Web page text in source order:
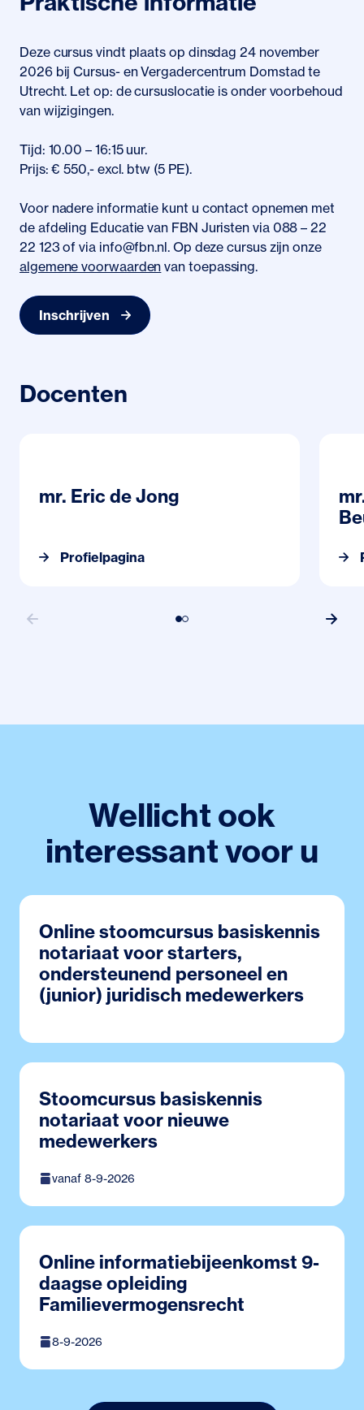
Deze cursus vindt plaats op dinsdag 24 november
2026 bij Cursus- en Vergadercentrum Domstad te
Utrecht. Let op: de cursuslocatie is onder voorbehoud
van wijzigingen.
Tijd: 10.00 – 16:15 uur.
Prijs: € 550,- excl. btw (5 PE).
Voor nadere informatie kunt u contact opnemen met
de afdeling Educatie van FBN Juristen via 088 – 22
22 123 of via info@fbn.nl. Op deze cursus zijn onze
algemene voorwaarden van toepassing.
Inschrijven
Docenten
mr. Eric de Jong
Profielpagina
Wellicht ook
interessant voor u
Online stoomcursus basiskennis
notariaat voor starters,
ondersteunend personeel en
(junior) juridisch medewerkers
Stoomcursus basiskennis
notariaat voor nieuwe
medewerkers
vanaf 8-9-2026
Online informatiebijeenkomst 9-
daagse opleiding
Familievermogensrecht
8-9-2026